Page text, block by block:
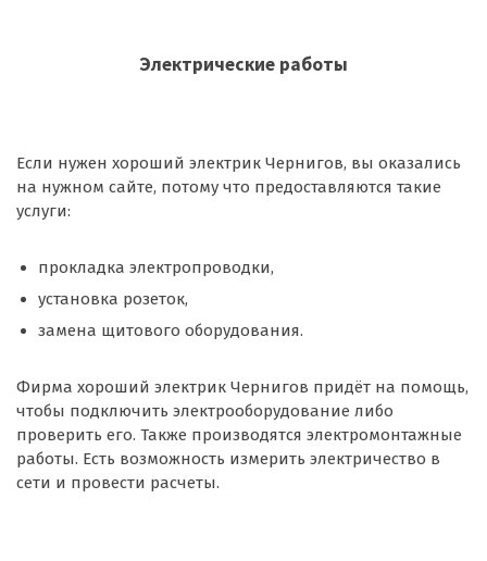
Электрические работы
Если нужен хороший электрик Чернигов, вы оказались
на нужном сайте, потому что предоставляются такие
услуги:
прокладка электропроводки,
установка розеток,
замена щитового оборудования.
Фирма хороший электрик Чернигов придёт на помощь,
чтобы подключить электрооборудование либо
проверить его. Также производятся электромонтажные
работы. Есть возможность измерить электричество в
сети и провести расчеты.